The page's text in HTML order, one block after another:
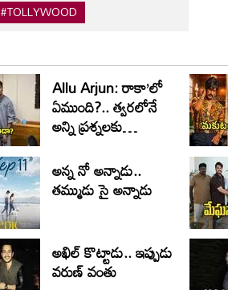
#TOLLYWOOD
Allu Arjun: రాకా’లో
ఏముంది?.. త్వరలోనే
అన్ని ప్రశ్నలకు
సమాధానం
అన్న నో అన్నాడు..
తమ్ముడు సై అన్నాడు
అఖిల్ కొట్టాడు.. ఇప్పుడు
వరుణ్ వంతు